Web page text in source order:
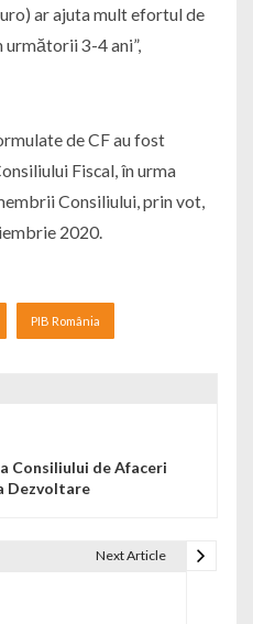
ar ajuta mult efortul de
următorii 3-4 ani”,
de CF au fost
Fiscal, în urma
Consiliului, prin vot,
2020.
PIB România
Consiliului de Afaceri
Dezvoltare
Next Article